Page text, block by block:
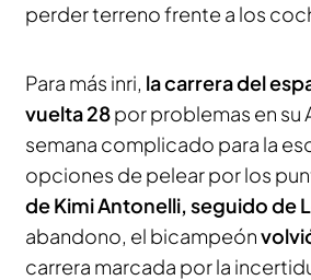
perder terreno frente a los
Para más inri, la carrera del
vuelta 28por problemas en su
semana complicado para la
opciones de pelear por los
de Kimi Antonelli, seguido de
abandono, el bicampeón
carrera marcada por la